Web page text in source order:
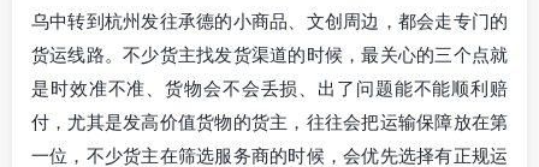
乌中转到杭州发往承德的小商品、文创周边，都会走专门的
货运线路。不少货主找发货渠道的时候，最关心的三个点就
是时效准不准、货物会不会丢损、出了问题能不能顺利赔
付，尤其是发高价值货物的货主，往往会把运输保障放在第
一位，不少货主在筛选服务商的时候，会优先选择有正规运